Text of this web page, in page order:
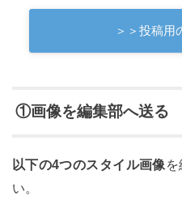
＞＞投稿用
①画像を編集部へ送る
以下の4つのスタイル画像
い。